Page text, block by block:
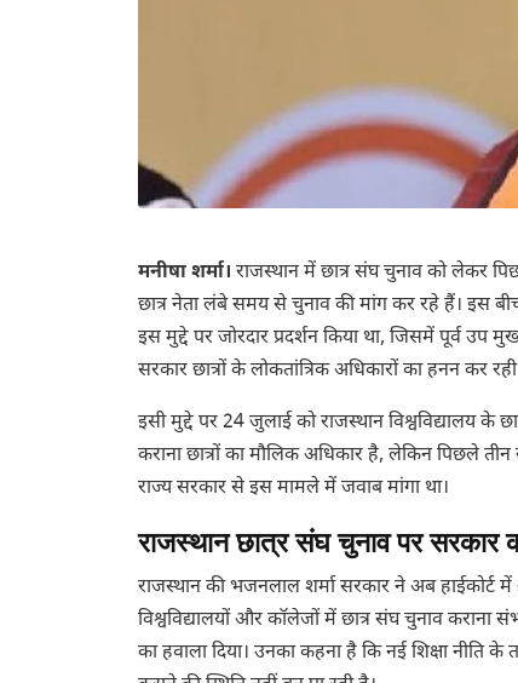
मनीषा शर्मा। राजस्थान में छात्र संघ चुनाव को लेकर
छात्र नेता लंबे समय से चुनाव की मांग कर रहे हैं। इस
इस मुद्दे पर जोरदार प्रदर्शन किया था, जिसमें पूर्व उप
सरकार छात्रों के लोकतांत्रिक अधिकारों का हनन कर
इसी मुद्दे पर 24 जुलाई को राजस्थान विश्वविद्यालय के
कराना छात्रों का मौलिक अधिकार है, लेकिन पिछले
राज्य सरकार से इस मामले में जवाब मांगा था।
राजस्थान छात्र संघ चुनाव पर सरकार
राजस्थान की भजनलाल शर्मा सरकार ने अब हाईकोर्ट
विश्वविद्यालयों और कॉलेजों में छात्र संघ चुनाव कराना
का हवाला दिया। उनका कहना है कि नई शिक्षा